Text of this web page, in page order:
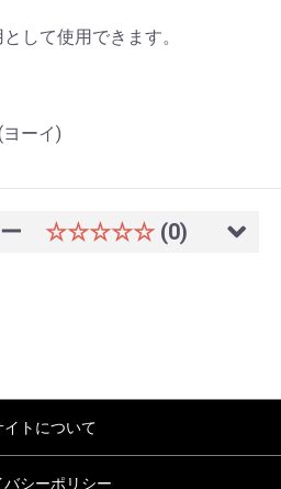
して使用できます。
ヨーイ)
☆☆☆☆☆ (0)
イトについて
バシーポリシー